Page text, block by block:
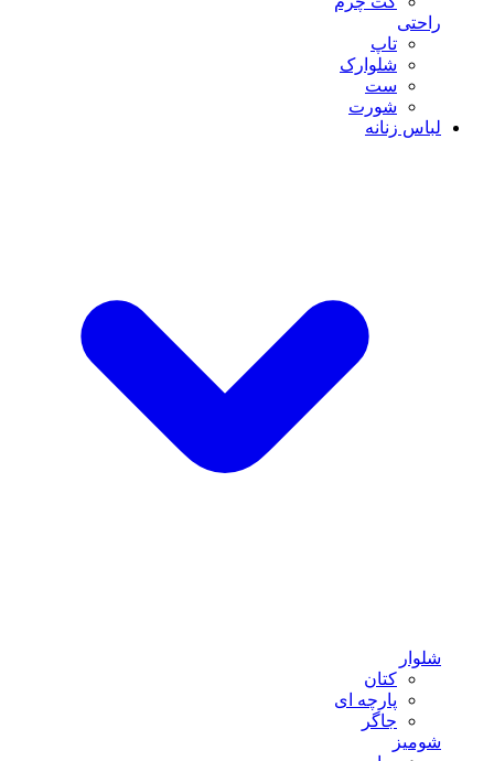
راحتی
تاپ
شلوارک
ست
شورت
لباس زنانه
شلوار
کتان
پارچه ای
جاگر
شومیز